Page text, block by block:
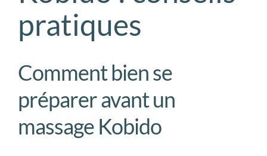
pratiques
Comment bien se
préparer avant un
massage Kobido